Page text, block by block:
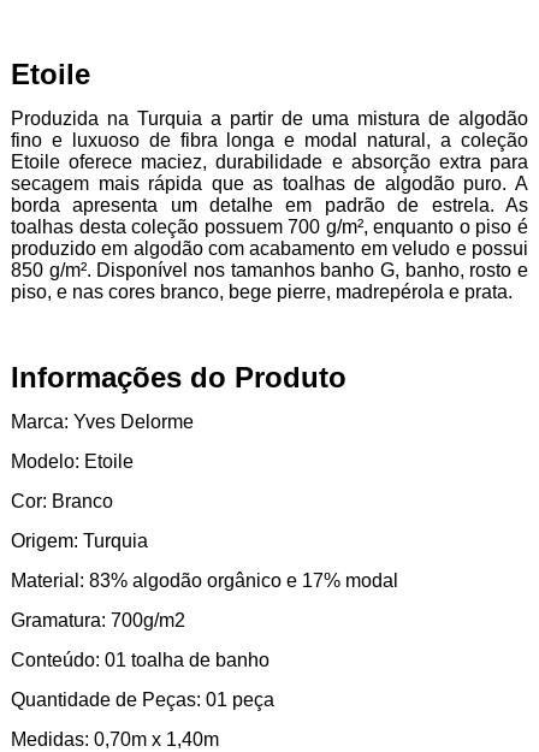
Etoile
Produzida na Turquia a partir de uma mistura de algodão
fino e luxuoso de fibra longa e modal natural, a coleção
Etoile oferece maciez, durabilidade e absorção extra para
secagem mais rápida que as toalhas de algodão puro. A
borda apresenta um detalhe em padrão de estrela. As
toalhas desta coleção possuem 700 g/m², enquanto o piso é
produzido em algodão com acabamento em veludo e possui
850 g/m². Disponível nos tamanhos banho G, banho, rosto e
piso, e nas cores branco, bege pierre, madrepérola e prata.
Informações do Produto
Marca: Yves Delorme
Modelo: Etoile
Cor: Branco
Origem: Turquia
Material: 83% algodão orgânico e 17% modal
Gramatura: 700g/m2
Conteúdo: 01 toalha de banho
Quantidade de Peças: 01 peça
Medidas: 0,70m x 1,40m